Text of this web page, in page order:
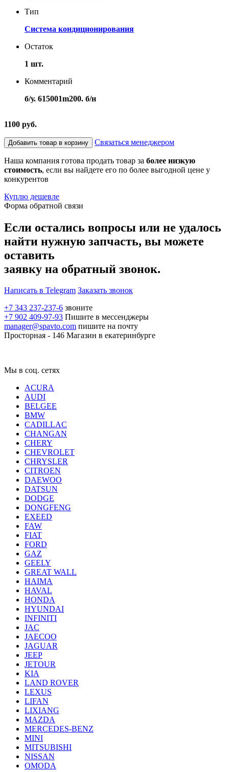
Тип
Система кондиционирования
Остаток
1 шт.
Комментарий
б/у. 615001m200. б/н
1100 руб.
Добавить товар в корзину Связаться менеджером
Наша компания готова продать товар за более низкую
стоимость, если вы найдете его по более выгодной цене у
конкурентов
Куплю дешевле
Форма обратной связи
Если остались вопросы или не удалось
найти нужную запчасть, вы можете
оставить
заявку на обратный звонок.
Написать в Telegram Заказать звонок
+7 343 237-237-6 звоните
+7 902 409-97-93 Пишите в мессенджеры
manager@spavto.com пишите на почту
Просторная - 146 Магазин в екатеринбурге
Мы в соц. сетях
ACURA
AUDI
BELGEE
BMW
CADILLAC
CHANGAN
CHERY
CHEVROLET
CHRYSLER
CITROEN
DAEWOO
DATSUN
DODGE
DONGFENG
EXEED
FAW
FIAT
FORD
GAZ
GEELY
GREAT WALL
HAIMA
HAVAL
HONDA
HYUNDAI
INFINITI
JAC
JAECOO
JAGUAR
JEEP
JETOUR
KIA
LAND ROVER
LEXUS
LIFAN
LIXIANG
MAZDA
MERCEDES-BENZ
MINI
MITSUBISHI
NISSAN
OMODA